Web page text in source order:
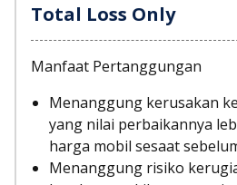
Total Loss Only
Manfaat Pertanggungan
Menanggung kerusakan
yang nilai perbaikannya
harga mobil sesaat
Menanggung risiko